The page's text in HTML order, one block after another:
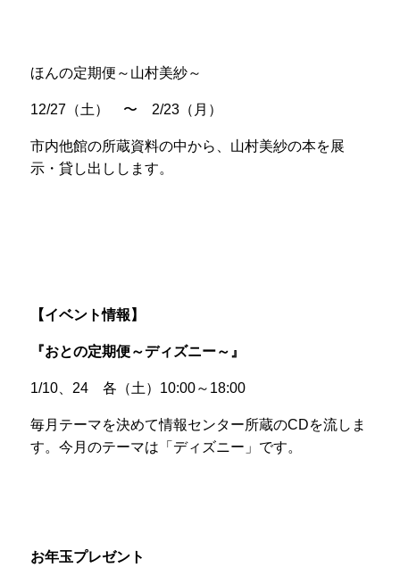
ほんの定期便 ～ 山村美紗～
12/27（土） 〜 2/23（月）
市内他館の所蔵資料の中から、山村美紗の本を展
示・貸し出しします。
【イベント情報】
『おとの定期便～ディズニー～』
1/10、24各（土） 10:00～ 18:00
毎月テーマを決めて情報センター所蔵のCDを流しま
す。今月のテーマは「ディズニー」です。
お年玉プレゼント